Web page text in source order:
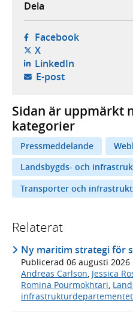
Dela
Facebook- öppnas i
X- öppnas i ny flik,
LinkedIn- öppnas i
E-post- öppnar din e-
Sidan är uppmärkt
kategorier
Pressmeddelande
Landsbygds- och
Transporter och
Relaterat
Ny maritim strategi för
Publicerad 06 augusti 2026
Andreas Carlson, Jessica
Romina Pourmokhtari,
infrastrukturdepartementet